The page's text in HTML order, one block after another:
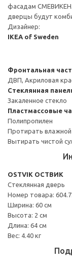
фасадам
дверцы будут
Дизайнер:
IKEA of Sweden
Фронтальная
ДВП, Акриловая
Стеклянная
Закаленное стекло
Пластмассовые
Полипропилен
Протирать влажной
Вытирать чистой
OSTVIK ОСТВИК
Стеклянная дверь
Номер товара:
Ширина: 60 см
Высота: 2 см
Длина: 64 см
Вес: 4.40 кг